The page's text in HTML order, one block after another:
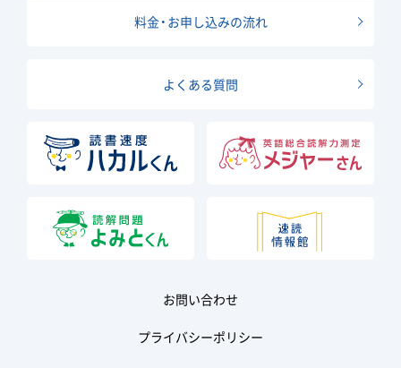
料金・お申し込みの流れ
よくある質問
お問い合わせ
プライバシーポリシー